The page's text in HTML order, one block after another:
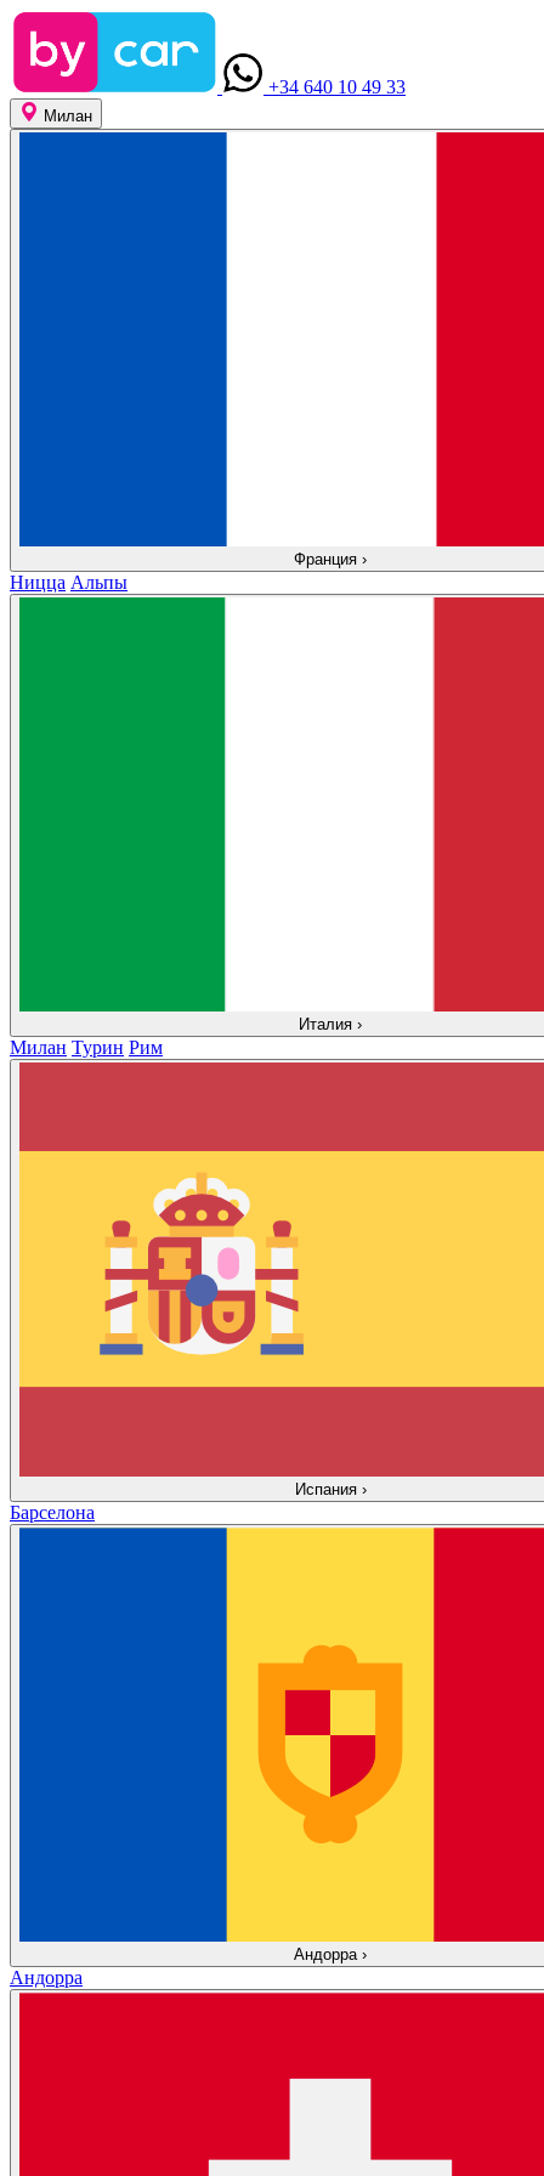
+34 640 10 49 33
Милан
Франция ›
Ницца Альпы
Италия ›
Милан Турин Рим
Испания ›
Барселона
Андорра ›
Андорра